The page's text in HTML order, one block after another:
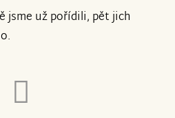
jsme už pořídili, pět jich